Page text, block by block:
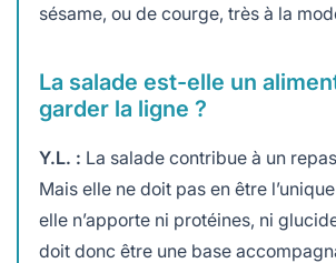
sésame, ou de courge, très à la
La salade est-elle un
garder la ligne ?
Y.L. : La salade contribue à un
Mais elle ne doit pas en être
elle n’apporte ni protéines, ni
doit donc être une base